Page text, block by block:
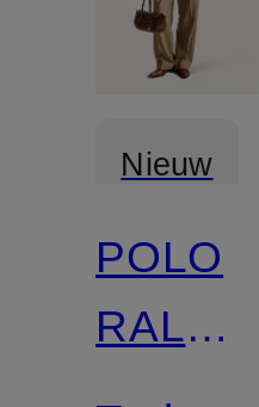
Nieuw
POLO
RALPH
LAUREN